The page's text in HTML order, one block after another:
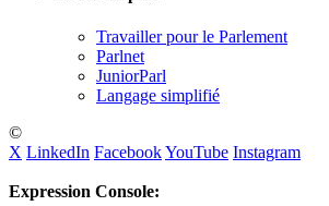
Travailler pour le Parlement
Parlnet
JuniorParl
Langage simplifié
©
X LinkedIn FacebookYouTube Instagram
Expression Console: